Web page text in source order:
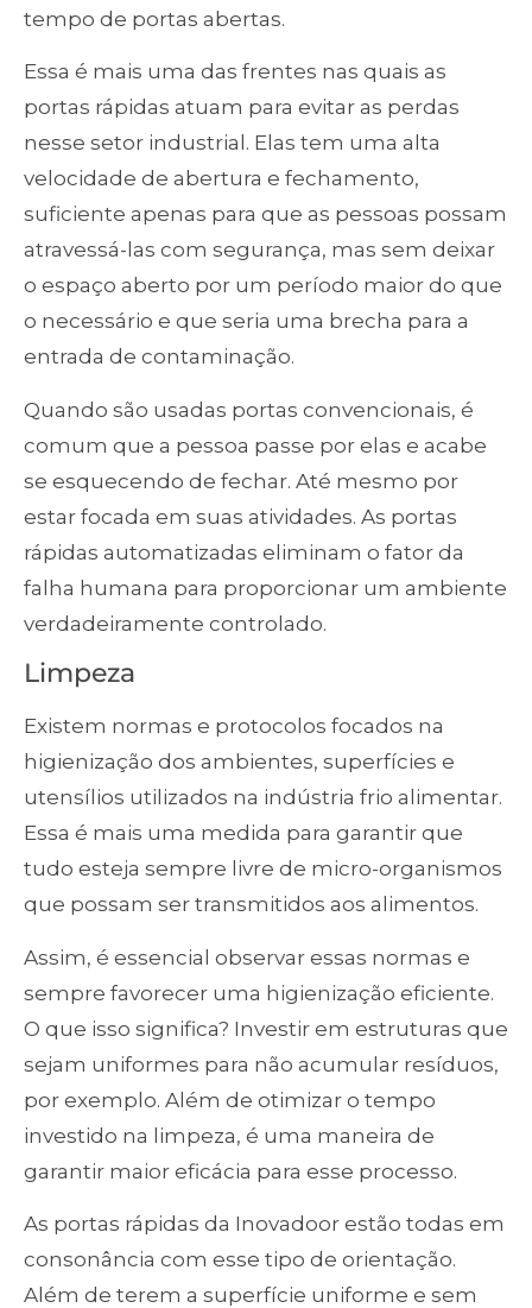
tempo de portas abertas.
Essa é mais uma das frentes nas quais as
portas rápidas atuam para evitar as perdas
nesse setor industrial. Elas tem uma alta
velocidade de abertura e fechamento,
suficiente apenas para que as pessoas possam
atravessá-las com segurança, mas sem deixar
o espaço aberto por um período maior do que
o necessário e que seria uma brecha para a
entrada de contaminação.
Quando são usadas portas convencionais, é
comum que a pessoa passe por elas e acabe
se esquecendo de fechar. Até mesmo por
estar focada em suas atividades. As portas
rápidas automatizadas eliminam o fator da
falha humana para proporcionar um ambiente
verdadeiramente controlado.
Limpeza
Existem normas e protocolos focados na
higienização dos ambientes, superfícies e
utensílios utilizados na indústria frio alimentar.
Essa é mais uma medida para garantir que
tudo esteja sempre livre de micro-organismos
que possam ser transmitidos aos alimentos.
Assim, é essencial observar essas normas e
sempre favorecer uma higienização eficiente.
O que isso significa? Investir em estruturas que
sejam uniformes para não acumular resíduos,
por exemplo. Além de otimizar o tempo
investido na limpeza, é uma maneira de
garantir maior eficácia para esse processo.
As portas rápidas da Inovadoor estão todas em
consonância com esse tipo de orientação.
Além de terem a superfície uniforme e sem